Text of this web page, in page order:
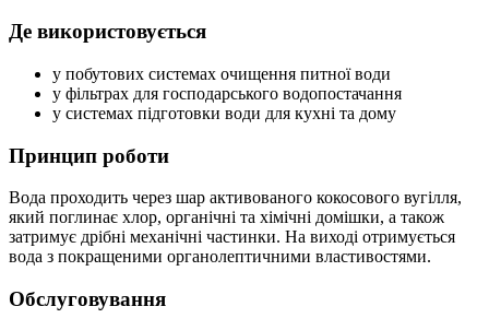
Де використовується
у побутових системах очищення питної води
у фільтрах для господарського водопостачання
у системах підготовки води для кухні та дому
Принцип роботи
Вода проходить через шар активованого кокосового вугілля,
який поглинає хлор, органічні та хімічні домішки, а також
затримує дрібні механічні частинки. На виході отримується
вода з покращеними органолептичними властивостями.
Обслуговування